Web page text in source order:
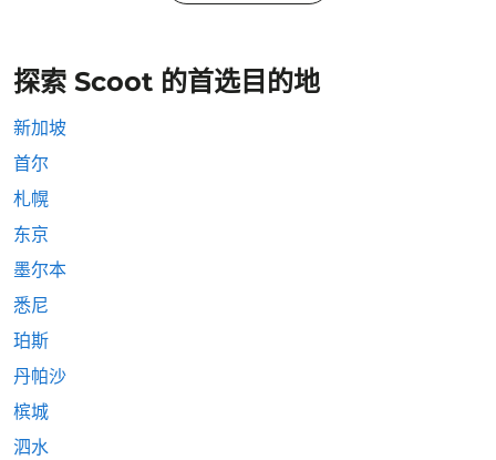
探索 Scoot 的首选目的地
新加坡
首尔
札幌
东京
墨尔本
悉尼
珀斯
丹帕沙
槟城
泗水